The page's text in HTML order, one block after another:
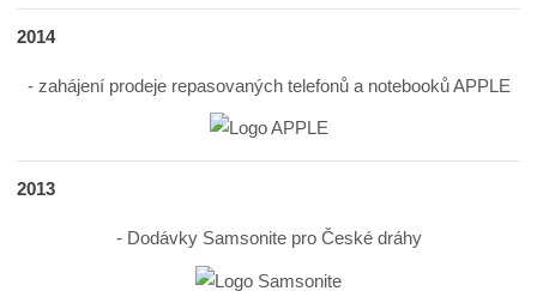
2014
- zahájení prodeje repasovaných telefonů a notebooků APPLE
2013
- Dodávky Samsonite pro České dráhy